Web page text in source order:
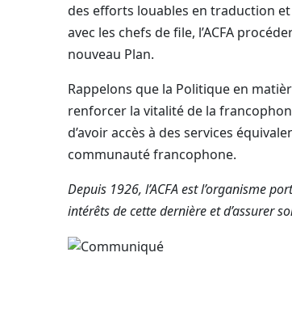
des efforts louables en traduction
avec les chefs de file, l’ACFA
nouveau Plan.
Rappelons que la Politique en
renforcer la vitalité de la
d’avoir accès à des services
communauté francophone.
Depuis 1926, l’ACFA est l’organisme
intérêts de cette dernière et d’assurer